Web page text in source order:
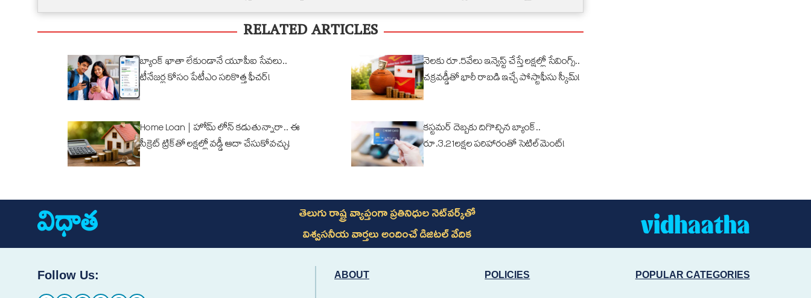
RELATED ARTICLES
బ్యాంక్ ఖాతా లేకుండానే యూపీఐ సేవలు..
టీనేజర్ల కోసం పేటీఎం సరికొత్త ఫీచర్!
నెలకు రూ.5వేలు ఇన్వెస్ట్ చేస్తే లక్షల్లో సేవింగ్స్..
చక్రవడ్డీతో భారీ రాబడి ఇచ్చే పోస్టాఫీసు స్కీమ్!
Home Loan | హోమ్ లోన్ కడుతున్నారా.. ఈ
సీక్రెట్ ట్రిక్‌తో లక్షల్లో వడ్డీ ఆదా చేసుకోవచ్చు!
కస్టమర్ దెబ్బకు దిగొచ్చిన బ్యాంక్..
రూ.3.21లక్షల పరిహారంతో సెటిల్‌మెంట్!
తెలుగు రాష్ట్ర వ్యాప్తంగా ప్రతినిధుల నెట్‌వర్క్‌తో
విశ్వసనీయ వార్తలు అందించే డిజిటల్ వేదిక
Follow Us: ABOUT POLICIES POPULAR CATEGORIES